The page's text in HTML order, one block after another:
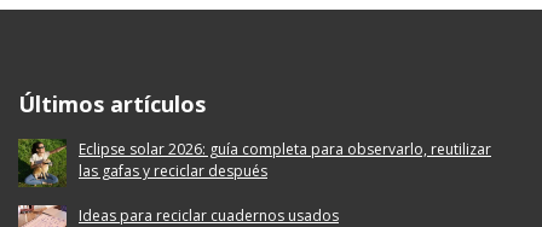
Últimos artículos
Eclipse solar 2026: guía completa para observarlo, reutilizar
las gafas y reciclar después
Ideas para reciclar cuadernos usados